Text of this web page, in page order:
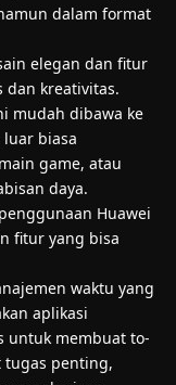
dalam format
elegan dan fitur
dan kreativitas.
mudah dibawa ke
luar biasa
game, atau
daya.
Huawei
fitur yang bisa
waktu yang
aplikasi
untuk membuat to-
tugas penting,